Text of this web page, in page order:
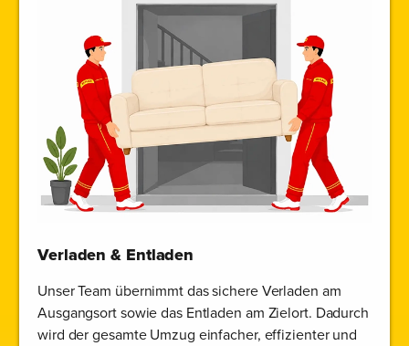
Verladen & Entladen
Unser Team übernimmt das sichere Verladen am
Ausgangsort sowie das Entladen am Zielort. Dadurch
wird der gesamte Umzug einfacher, effizienter und